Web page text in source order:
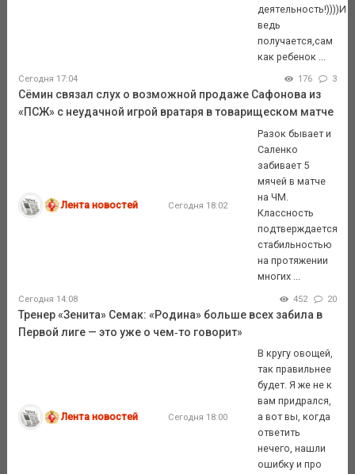
деятельность!))))И
ведь
получается,сам
как ребенок ...
Сегодня 17:04 176 3
Сёмин связал слух о возможной продаже Сафонова из
«ПСЖ» с неудачной игрой вратаря в товарищеском матче
Лента новостей Сегодня 18:02
Разок бывает и
Саленко
забивает 5
мячей в матче
на ЧМ.
Классность
подтверждается
стабильностью
на протяжении
многих ...
Сегодня 14:08 452 20
Тренер «Зенита» Семак: «Родина» больше всех забила в
Первой лиге — это уже о чем‑то говорит»
Лента новостей Сегодня 18:00
В кругу овощей,
так правильнее
будет. Я же не к
вам придрался,
а вот вы, когда
ответить
нечего, нашли
ошибку и про